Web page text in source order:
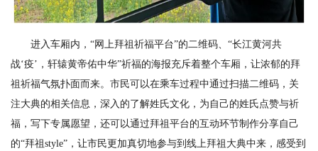
进入车厢内，“网上拜祖祈福平台”的二维码、“长江黄河共
战‘疫’，轩辕黄帝佑中华”祈福的海报充斥着整个车厢，让浓郁的拜
祖祈福气氛扑面而来。市民可以在乘车过程中通过扫描二维码，关
注大典的相关信息，深入的了解姓氏文化，为自己的姓氏点赞与祈
福，写下专属愿望，还可以通过拜祖平台的互动环节制作分享自己
的“拜祖style”，让市民更加真切地参与到线上拜祖大典中来，感受到